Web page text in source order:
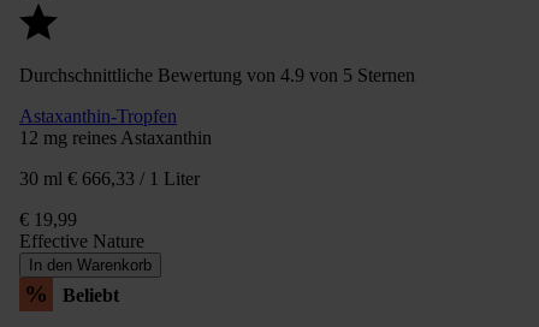
Durchschnittliche Bewertung von 4.9 von 5 Sternen
Astaxanthin-Tropfen
12 mg reines Astaxanthin
30 ml € 666,33 / 1 Liter
€ 19,99
Effective Nature
In den Warenkorb
% Beliebt